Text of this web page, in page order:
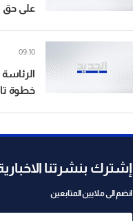
على حق
الرئاسة
خطوة
09:10
إشترك بنشرتنا
انضم الى ملايين المتابعين